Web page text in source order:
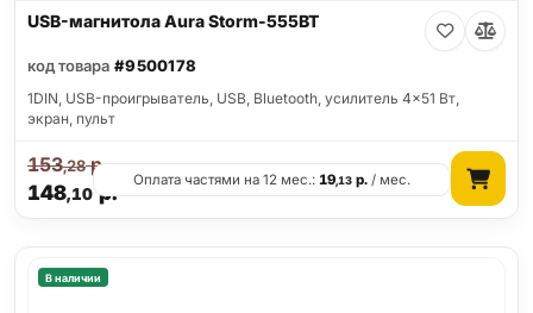
USB-магнитола Aura Storm-555BT
код товара #9500178
1DIN, USB-проигрыватель, USB, Bluetooth, усилитель 4x51 Вт,
экран, пульт
148,10р.
153,28р.
Оплата частями на 12 мес.:19,13 р. / мес.
В наличии